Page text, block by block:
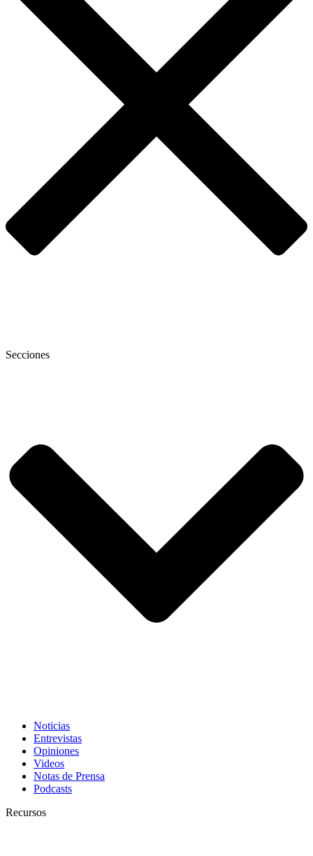
Secciones
Noticias
Entrevistas
Opiniones
Videos
Notas de Prensa
Podcasts
Recursos